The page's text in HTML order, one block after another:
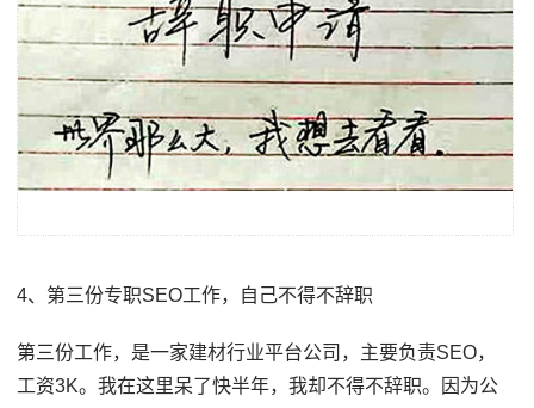
4、第三份专职SEO工作，自己不得不辞职
第三份工作，是一家建材行业平台公司，主要负责SEO，
工资3K。我在这里呆了快半年，我却不得不辞职。因为公